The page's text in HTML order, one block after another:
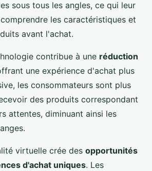
sous tous les angles, ce qui leur
les caractéristiques et
avant l'achat.
contribue à une réduction
une expérience d'achat plus
les consommateurs sont plus
des produits correspondant
attentes, diminuant ainsi les
virtuelle crée des opportunités
d'achat uniques. Les